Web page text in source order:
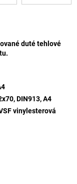
duté tehlové
DIN913, A4
vinylesterová